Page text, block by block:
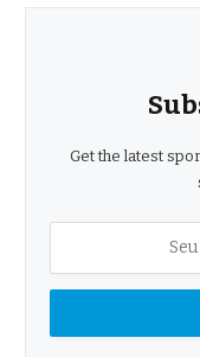
Get the latest